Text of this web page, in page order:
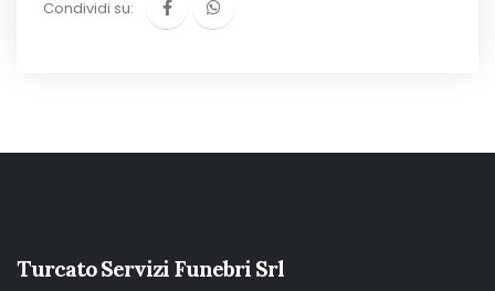
Condividi su:
Turcato Servizi Funebri Srl